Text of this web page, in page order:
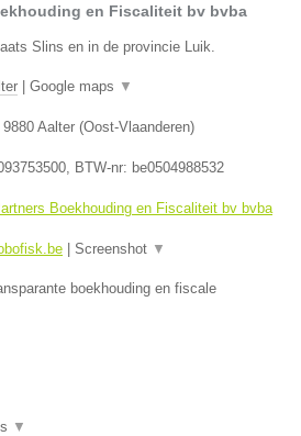
en Fiscaliteit bv bvba
Slins en in de provincie Luik.
| Google maps ▼
9880 Aalter (Oost-Vlaanderen)
, BTW-nr: be0504988532
Boekhouding en Fiscaliteit bv bvba
| Screenshot ▼
boekhouding en fiscale
▼